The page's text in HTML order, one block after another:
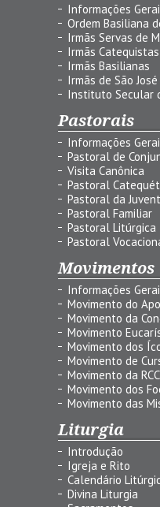
Informações
Ordem Basiliana
Irmãs Servas de
Irmãs
Irmãs Basilianas
Irmãs de São José
Instituto Secular
Pastorais
Informações
Pastoral de
Visita Canônica
Pastoral
Pastoral da
Pastoral Familiar
Pastoral Litúrgica
Pastoral
Movimentos
Informações
Movimento do
Movimento da
Movimento
Movimento dos
Movimento de
Movimento da RCC
Movimento dos
Movimento das
Liturgia
Introdução
Igreja e Rito
Calendário
Divina Liturgia